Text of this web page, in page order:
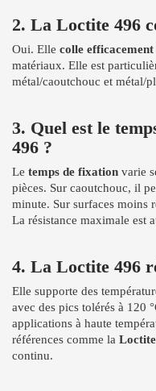
2. La Loctite 496
Oui. Elle colle
matériaux. Elle est
métal/caoutchouc et métal/
3. Quel est le
496 ?
Le temps de fixation varie
pièces. Sur caoutchouc, il
minute. Sur surfaces moins
La résistance maximale est
4. La Loctite 496
Elle supporte des
avec des pics tolérés à 120
applications à haute
références comme la
continu.